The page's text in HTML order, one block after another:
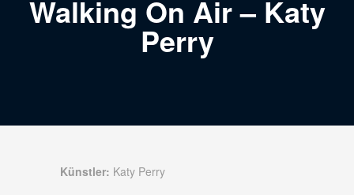
Walking On Air – Katy
Perry
Künstler: Katy Perry